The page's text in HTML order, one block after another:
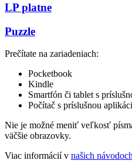
LP platne
Puzzle
Prečítate na zariadeniach:
Pocketbook
Kindle
Smartfón či tablet s
Počítač s príslušnou
Nie je možné meniť veľkosť
väčšie obrazovky.
Viac informácií v našich návodoch